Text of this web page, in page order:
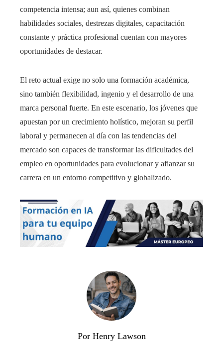
competencia intensa; aun así, quienes combinan
habilidades sociales, destrezas digitales, capacitación
constante y práctica profesional cuentan con mayores
oportunidades de destacar.
El reto actual exige no solo una formación académica,
sino también flexibilidad, ingenio y el desarrollo de una
marca personal fuerte. En este escenario, los jóvenes que
apuestan por un crecimiento holístico, mejoran su perfil
laboral y permanecen al día con las tendencias del
mercado son capaces de transformar las dificultades del
empleo en oportunidades para evolucionar y afianzar su
carrera en un entorno competitivo y globalizado.
Por Henry Lawson